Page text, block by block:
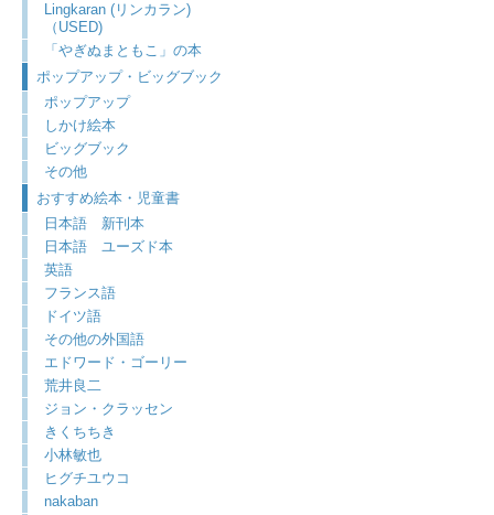
Lingkaran (リンカラン)
（USED)
「やぎぬまともこ」の本
ポップアップ・ビッグブック
ポップアップ
しかけ絵本
ビッグブック
その他
おすすめ絵本・児童書
日本語 新刊本
日本語 ユーズド本
英語
フランス語
ドイツ語
その他の外国語
エドワード・ゴーリー
荒井良二
ジョン・クラッセン
きくちちき
小林敏也
ヒグチユウコ
nakaban